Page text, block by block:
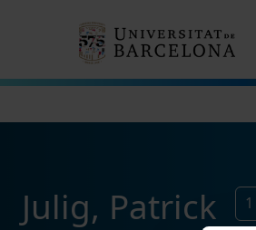
Julig, Patrick 1